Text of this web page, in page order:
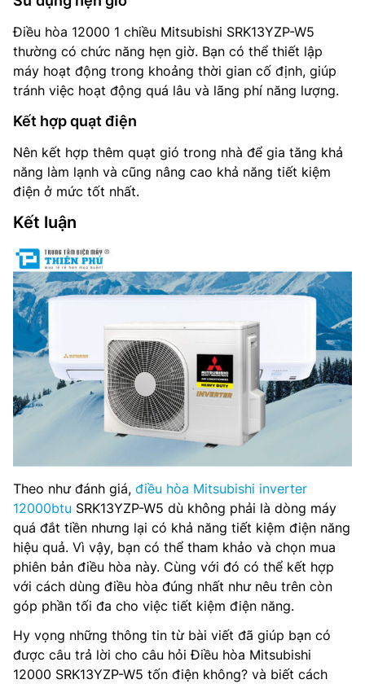
Điều hòa 12000 1 chiều Mitsubishi SRK13YZP-W5
thường có chức năng hẹn giờ. Bạn có thể thiết lập
máy hoạt động trong khoảng thời gian cố định, giúp
tránh việc hoạt động quá lâu và lãng phí năng lượng.
Kết hợp quạt điện
Nên kết hợp thêm quạt gió trong nhà để gia tăng khả
năng làm lạnh và cũng nâng cao khả năng tiết kiệm
điện ở mức tốt nhất.
Kết luận
Theo như đánh giá, điều hòa Mitsubishi inverter
12000btu SRK13YZP-W5 dù không phải là dòng máy
quá đắt tiền nhưng lại có khả năng tiết kiệm điện năng
hiệu quả. Vì vậy, bạn có thể tham khảo và chọn mua
phiên bản điều hòa này. Cùng với đó có thể kết hợp
với cách dùng điều hòa đúng nhất như nêu trên còn
góp phần tối đa cho việc tiết kiệm điện năng.
Hy vọng những thông tin từ bài viết đã giúp bạn có
được câu trả lời cho câu hỏi Điều hòa Mitsubishi
12000 SRK13YZP-W5 tốn điện không? và biết cách